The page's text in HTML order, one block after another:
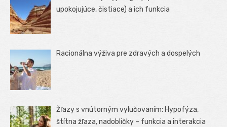
upokojujúce, čistiace) a ich funkcia
Racionálna výživa pre zdravých a dospelých
Žľazy s vnútorným vylučovaním: Hypofýza,
štítna žľaza, nadobličky – funkcia a interakcia